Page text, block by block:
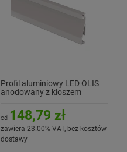
Profil aluminiowy LED OLIS
anodowany z kloszem
od 148,79 zł
zawiera 23.00% VAT, bez kosztów
dostawy